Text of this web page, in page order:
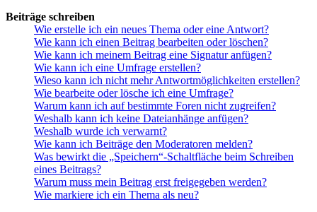
Beiträge schreiben
Wie erstelle ich ein neues Thema oder eine Antwort?
Wie kann ich einen Beitrag bearbeiten oder löschen?
Wie kann ich meinem Beitrag eine Signatur anfügen?
Wie kann ich eine Umfrage erstellen?
Wieso kann ich nicht mehr Antwortmöglichkeiten erstellen?
Wie bearbeite oder lösche ich eine Umfrage?
Warum kann ich auf bestimmte Foren nicht zugreifen?
Weshalb kann ich keine Dateianhänge anfügen?
Weshalb wurde ich verwarnt?
Wie kann ich Beiträge den Moderatoren melden?
Was bewirkt die „Speichern“-Schaltfläche beim Schreiben
eines Beitrags?
Warum muss mein Beitrag erst freigegeben werden?
Wie markiere ich ein Thema als neu?